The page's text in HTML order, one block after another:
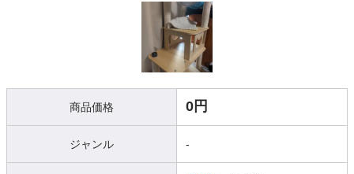
商品価格 0円
ジャンル -